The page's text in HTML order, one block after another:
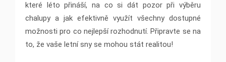
které léto přináší, na co si dát pozor při výběru
chalupy a jak efektivně využít všechny dostupné
možnosti pro co nejlepší rozhodnutí. Připravte se na
to, že vaše letní sny se mohou stát realitou!